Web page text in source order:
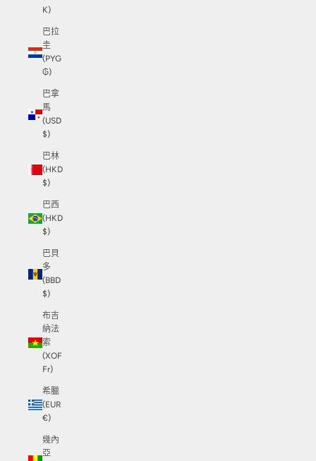
K)
巴拉
圭
(PYG
₲)
巴拿
馬
(USD
$)
巴林
(HKD
$)
巴西
(HKD
$)
巴貝
多
(BBD
$)
布吉
納法
索
(XOF
Fr)
希臘
(EUR
€)
幾內
亞